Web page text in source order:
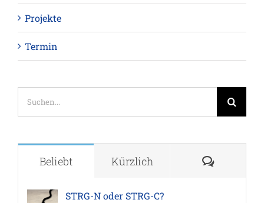
Projekte
Termin
Beliebt Kürzlich
STRG-N oder STRG-C?